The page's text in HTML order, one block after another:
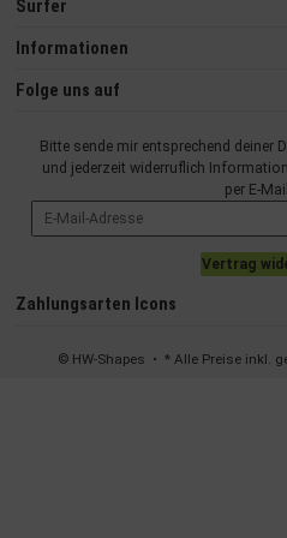
Surfer
Informationen
Folge uns auf
Bitte sende mir entsprechend deiner
und jederzeit widerruflich
per E-
Vertrag
Zahlungsarten Icons
© HW-Shapes • * Alle Preise inkl.